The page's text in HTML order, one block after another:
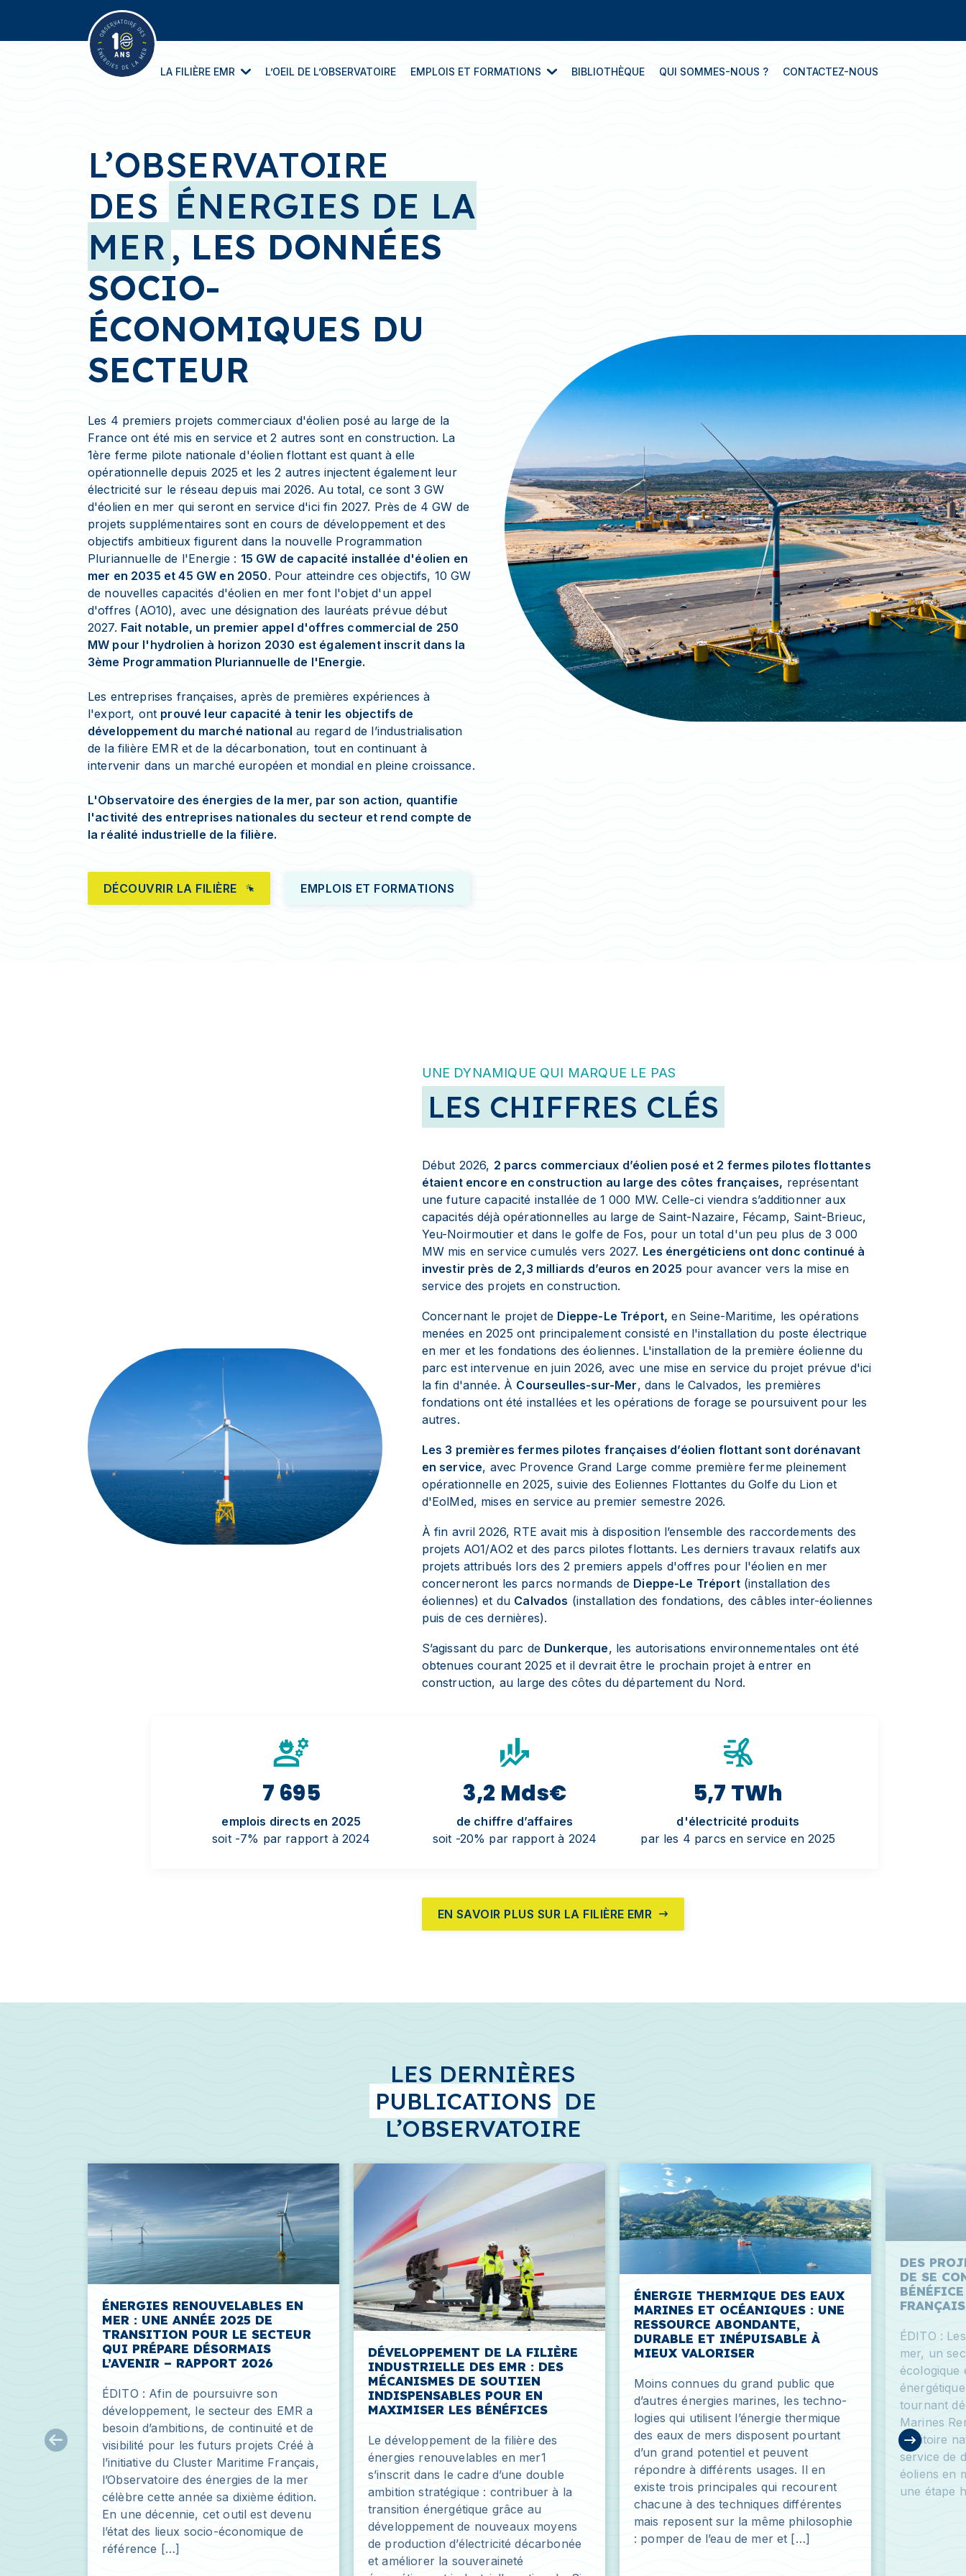
LA FILIÈRE EMR L’OEIL DE L’OBSERVATOIRE EMPLOIS ET FORMATIONS BIBLIOTHÈQUE QUI SOMMES-NOUS ? CONTACTEZ-NOUS
L’OBSERVATOIRE
DES ÉNERGIES DE LA
MER , LES DONNÉES
SOCIO-
ÉCONOMIQUES DU
SECTEUR
Les 4 premiers projets commerciaux d'éolien posé au large de la
France ont été mis en service et 2 autres sont en construction. La
1ère ferme pilote nationale d'éolien flottant est quant à elle
opérationnelle depuis 2025 et les 2 autres injectent également leur
électricité sur le réseau depuis mai 2026. Au total, ce sont 3 GW
d'éolien en mer qui seront en service d'ici fin 2027. Près de 4 GW de
projets supplémentaires sont en cours de développement et des
objectifs ambitieux figurent dans la nouvelle Programmation
Pluriannuelle de l'Energie : 15 GW de capacité installée d'éolien en
mer en 2035 et 45 GW en 2050. Pour atteindre ces objectifs, 10 GW
de nouvelles capacités d'éolien en mer font l'objet d'un appel
d'offres (AO10), avec une désignation des lauréats prévue début
2027. Fait notable, un premier appel d'offres commercial de 250
MW pour l'hydrolien à horizon 2030 est également inscrit dans la
3ème Programmation Pluriannuelle de l'Energie.
Les entreprises françaises, après de premières expériences à
l'export, ont prouvé leur capacité à tenir les objectifs de
développement du marché national au regard de l’industrialisation
de la filière EMR et de la décarbonation, tout en continuant à
intervenir dans un marché européen et mondial en pleine croissance.
L'Observatoire des énergies de la mer, par son action, quantifie
l'activité des entreprises nationales du secteur et rend compte de
la réalité industrielle de la filière.
DÉCOUVRIR LA FILIÈRE EMPLOIS ET FORMATIONS
UNE DYNAMIQUE QUI MARQUE LE PAS
LES CHIFFRES CLÉS
Début 2026, 2 parcs commerciaux d’éolien posé et 2 fermes pilotes flottantes
étaient encore en construction au large des côtes françaises, représentant
une future capacité installée de 1 000 MW. Celle-ci viendra s’additionner aux
capacités déjà opérationnelles au large de Saint-Nazaire, Fécamp, Saint-Brieuc,
Yeu-Noirmoutier et dans le golfe de Fos, pour un total d'un peu plus de 3 000
MW mis en service cumulés vers 2027. Les énergéticiens ont donc continué à
investir près de 2,3 milliards d’euros en 2025 pour avancer vers la mise en
service des projets en construction.
Concernant le projet de Dieppe-Le Tréport, en Seine-Maritime, les opérations
menées en 2025 ont principalement consisté en l'installation du poste électrique
en mer et les fondations des éoliennes. L'installation de la première éolienne du
parc est intervenue en juin 2026, avec une mise en service du projet prévue d'ici
la fin d'année. À Courseulles-sur-Mer, dans le Calvados, les premières
fondations ont été installées et les opérations de forage se poursuivent pour les
autres.
Les 3 premières fermes pilotes françaises d’éolien flottant sont dorénavant
en service, avec Provence Grand Large comme première ferme pleinement
opérationnelle en 2025, suivie des Eoliennes Flottantes du Golfe du Lion et
d'EolMed, mises en service au premier semestre 2026.
À fin avril 2026, RTE avait mis à disposition l’ensemble des raccordements des
projets AO1/AO2 et des parcs pilotes flottants. Les derniers travaux relatifs aux
projets attribués lors des 2 premiers appels d'offres pour l'éolien en mer
concerneront les parcs normands de Dieppe-Le Tréport(installation des
éoliennes) et du Calvados (installation des fondations, des câbles inter-éoliennes
puis de ces dernières).
S’agissant du parc de Dunkerque, les autorisations environnementales ont été
obtenues courant 2025 et il devrait être le prochain projet à entrer en
construction, au large des côtes du département du Nord.
7 695
emplois directs en 2025
soit -7% par rapport à 2024
3,2 Mds€
de chiffre d’affaires
soit -20% par rapport à 2024
5,7 TWh
d'électricité produits
par les 4 parcs en service en 2025
EN SAVOIR PLUS SUR LA FILIÈRE EMR
LES DERNIÈRES
PUBLICATIONS DE
L’OBSERVATOIRE
ÉNERGIES RENOUVELABLES EN
MER : UNE ANNÉE 2025 DE
TRANSITION POUR LE SECTEUR
QUI PRÉPARE DÉSORMAIS
L’AVENIR – RAPPORT 2026
ÉDITO : Afin de poursuivre son
développement, le secteur des EMR a
besoin d’ambitions, de continuité et de
visibilité pour les futurs projets Créé à
l’initiative du Cluster Maritime Français,
l’Observatoire des énergies de la mer
célèbre cette année sa dixième édition.
En une décennie, cet outil est devenu
l’état des lieux socio-économique de
référence […]
DÉVELOPPEMENT DE LA FILIÈRE
INDUSTRIELLE DES EMR : DES
MÉCANISMES DE SOUTIEN
INDISPENSABLES POUR EN
MAXIMISER LES BÉNÉFICES
Le développement de la filière des
énergies renouvelables en mer1
s’inscrit dans le cadre d’une double
ambition stratégique : contribuer à la
transition énergétique grâce au
développement de nouveaux moyens
de production d’électricité décarbonée
et améliorer la souveraineté
ÉNERGIE THERMIQUE DES EAUX
MARINES ET OCÉANIQUES : UNE
RESSOURCE ABONDANTE,
DURABLE ET INÉPUISABLE À
MIEUX VALORISER
Moins connues du grand public que
d’autres énergies marines, les techno­
logies qui utilisent l’énergie thermique
des eaux de mers disposent pourtant
d’un grand potentiel et peuvent
répondre à différents usages. Il en
existe trois principales qui recourent
chacune à des techniques différentes
mais reposent sur la même philo­sophie
: pomper de l’eau de mer et […]
DES
DE SE
ÉDITO :
mer, un
écologique
tournant
Marines
territoire
service de
éoliens en
une étape